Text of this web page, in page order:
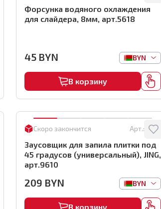
Форсунка водяного охлаждения
для слайдера, 8мм, арт.5618
45 BYN BYN
В корзину
Скоро закончится Арт.: 9610
Заусовщик для запила плитки под
45 градусов (универсальный), JING,
арт.9610
209 BYN BYN
В корзину